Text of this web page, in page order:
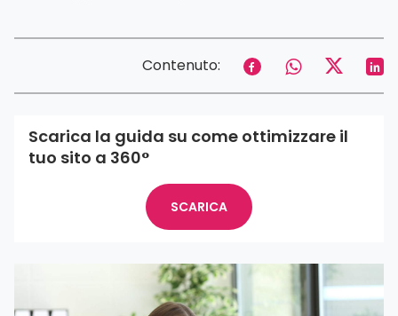
Contenuto:
Scarica la guida su come ottimizzare il
tuo sito a 360°
SCARICA